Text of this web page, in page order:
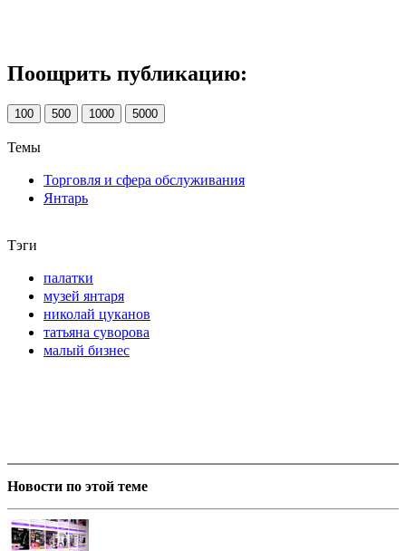
Поощрить публикацию:
100 500 1000 5000
Темы
Торговля и сфера обслуживания
Янтарь
Тэги
палатки
музей янтаря
николай цуканов
татьяна суворова
малый бизнес
Новости по этой теме